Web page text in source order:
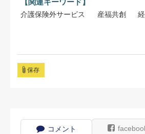
【関連キーワード】
介護保険外サービス 産福共創
保存
コメント